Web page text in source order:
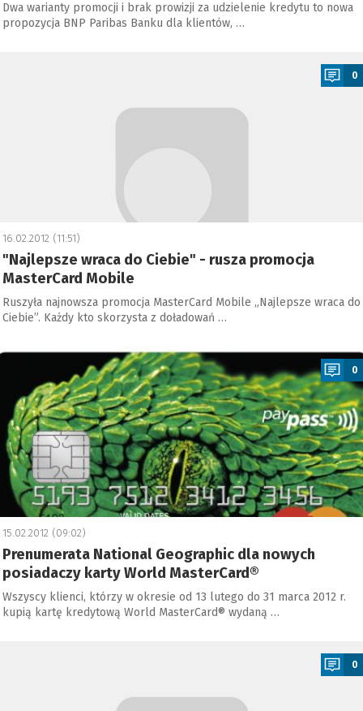
Dwa warianty promocji i brak prowizji za udzielenie kredytu to nowa
propozycja BNP Paribas Banku dla klientów, …
0
16.02.2012 (11:51)
"Najlepsze wraca do Ciebie" - rusza promocja
MasterCard Mobile
Ruszyła najnowsza promocja MasterCard Mobile „Najlepsze wraca do
Ciebie”. Każdy kto skorzysta z doładowań …
0
15.02.2012 (09:02)
Prenumerata National Geographic dla nowych
posiadaczy karty World MasterCard®
Wszyscy klienci, którzy w okresie od 13 lutego do 31 marca 2012 r.
kupią kartę kredytową World MasterCard® wydaną …
0